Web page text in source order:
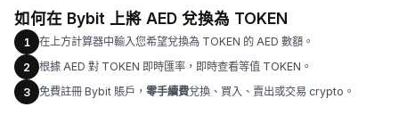
如何在 Bybit 上將 AED 兌換為 TOKEN
1
在上方計算器中輸入您希望兌換為 TOKEN 的 AED 數額。
2
根據 AED 對 TOKEN 即時匯率，即時查看等值 TOKEN。
3
免費註冊 Bybit 賬戶， 零手續費兌換、買入、賣出或交易 crypto。